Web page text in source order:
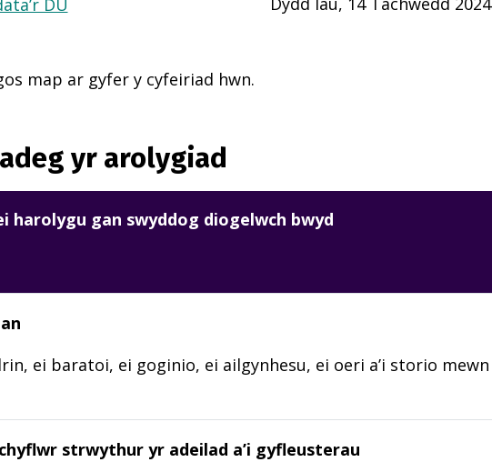
DU
map ar gyfer y cyfeiriad hwn.
yr arolygiad
harolygu gan swyddog diogelwch bwyd
ei baratoi, ei goginio, ei ailgynhesu, ei oeri a’i storio mewn
strwythur yr adeilad a’i gyfleusterau